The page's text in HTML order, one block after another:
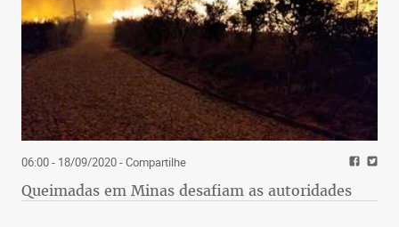
06:00 - 18/09/2020- Compartilhe
Queimadas em Minas desafiam as autoridades